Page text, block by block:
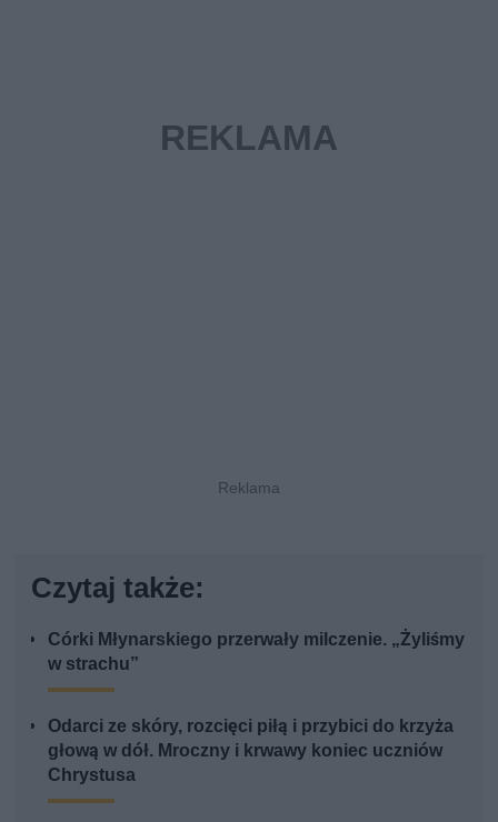
Czytaj także:
Córki Młynarskiego przerwały milczenie. „Żyliśmy
w strachu”
Odarci ze skóry, rozcięci piłą i przybici do krzyża
głową w dół. Mroczny i krwawy koniec uczniów
Chrystusa